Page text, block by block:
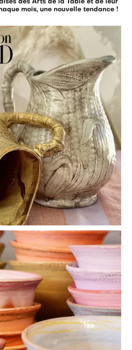
des Arts de la Table et de leur
mois, une nouvelle tendance !